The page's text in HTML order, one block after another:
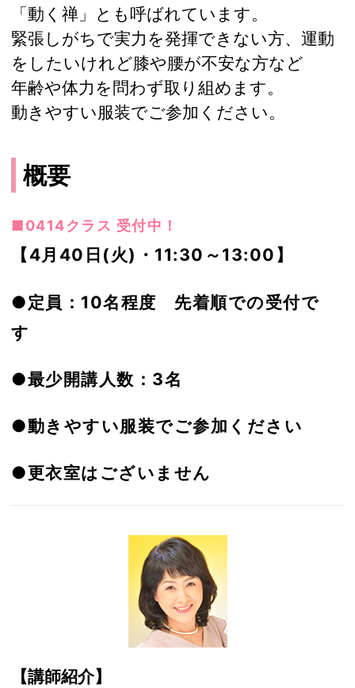
「動く禅」とも呼ばれています。
緊張しがちで実力を発揮できない方、運動
をしたいけれど膝や腰が不安な方など
年齢や体力を問わず取り組めます。
動きやすい服装でご参加ください。
概要
■0414クラス 受付中！
【4月40日(火)・11:30～13:00】
●定員：10名程度 先着順での受付で
す
●最少開講人数：3名
●動きやすい服装でご参加ください
●更衣室はございません
【講師紹介】